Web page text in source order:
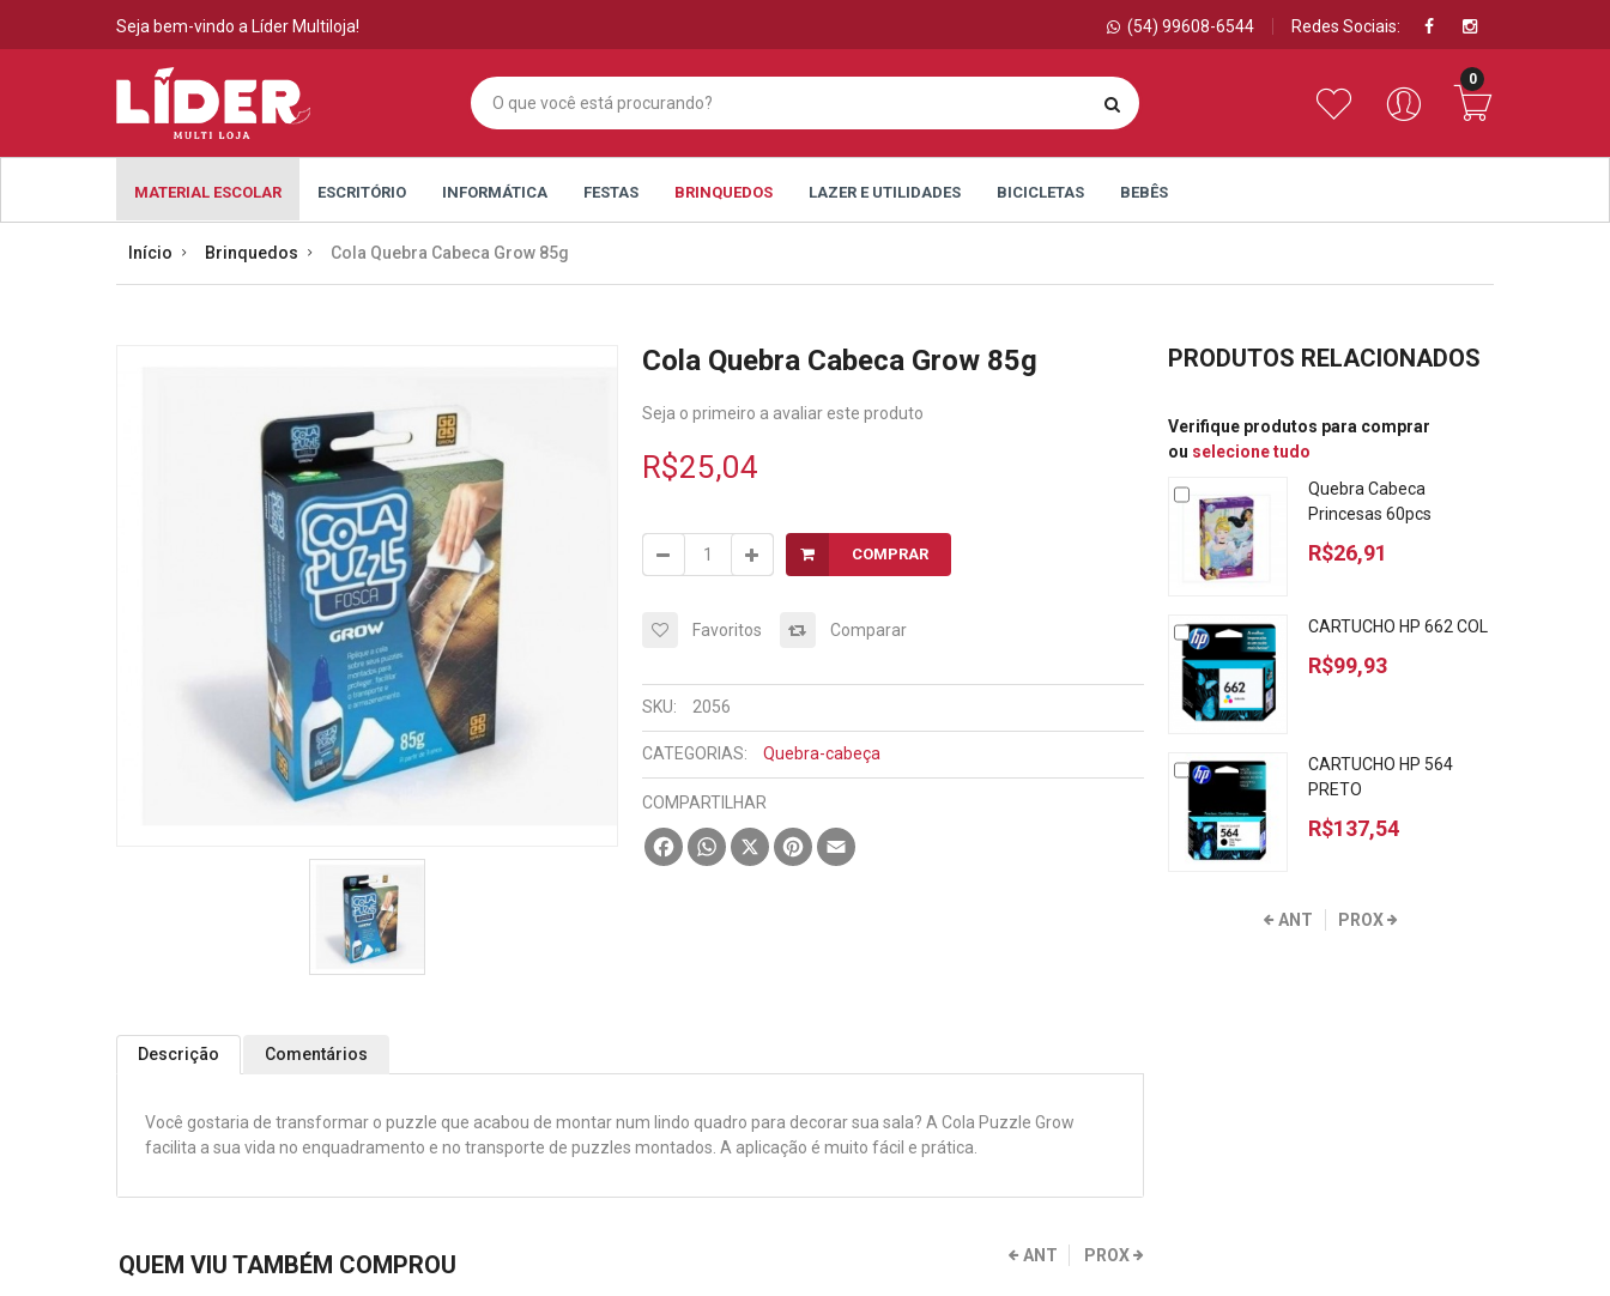
Seja bem-vindo a Líder Multiloja! Redes Sociais:
(54) 99608-6544
0
MATERIAL ESCOLAR ESCRITÓRIO INFORMÁTICA FESTAS BRINQUEDOS LAZER E UTILIDADES BICICLETAS BEBÊS
Início Brinquedos Cola Quebra Cabeca Grow 85g
Cola Quebra Cabeca Grow 85g
Seja o primeiro a avaliar este produto
R$25,04
COMPRAR
Favoritos Comparar
SKU: 2056
CATEGORIAS: Quebra-cabeça
COMPARTILHAR
FacebookWhatsApp
X PinterestEmail
Descrição Comentários
Você gostaria de transformar o puzzle que acabou de montar num lindo quadro para decorar sua sala? A Cola Puzzle Grow
facilita a sua vida no enquadramento e no transporte de puzzles montados. A aplicação é muito fácil e prática.
QUEM VIU TAMBÉM COMPROU ANT PROX
PRODUTOS RELACIONADOS
Verifique produtos para comprar
ou selecione tudo
Quebra Cabeca
Princesas 60pcs
R$26,91
CARTUCHO HP 662 COL
R$99,93
CARTUCHO HP 564
PRETO
R$137,54
ANT PROX